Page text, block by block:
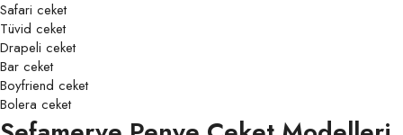
Safari ceket
Tüvid ceket
Drapeli ceket
Bar ceket
Boyfriend ceket
Bolera ceket